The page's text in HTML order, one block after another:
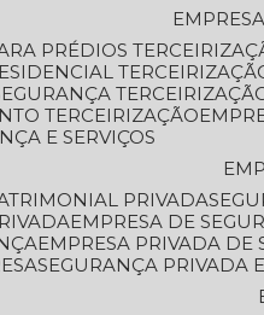
PRÉDIOS
TERCEIRIZAÇÃO
E SERVIÇOS
PRIVADA
EMPRESA DE
EMPRESA PRIVADA DE
SEGURANÇA PRIVADA